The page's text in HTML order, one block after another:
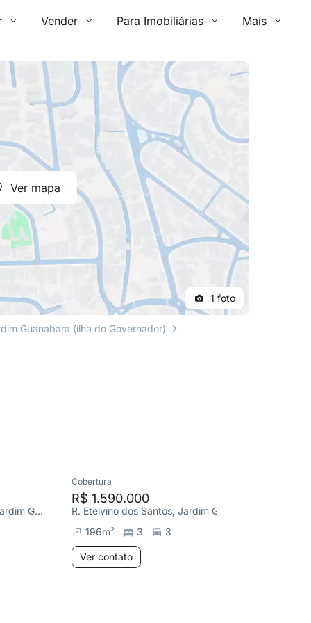
Vender Para Imobiliárias Mais
Ver mapa
1 foto
Guanabara (ilha do Governador)
R. Francisco Gois Calmon, Jardim Guanabara
Cobertura
R$ 1.590.000
196m² 3 3
Ver contato